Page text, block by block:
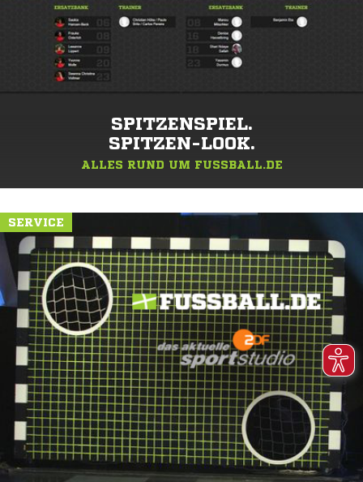
SPITZENSPIEL.
SPITZEN-LOOK.
ALLES RUND UM FUSSBALL.DE
SERVICE